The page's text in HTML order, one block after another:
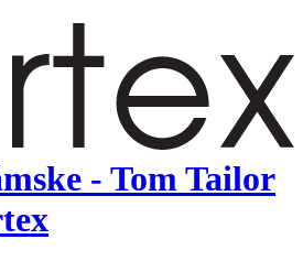
- Tom Tailor